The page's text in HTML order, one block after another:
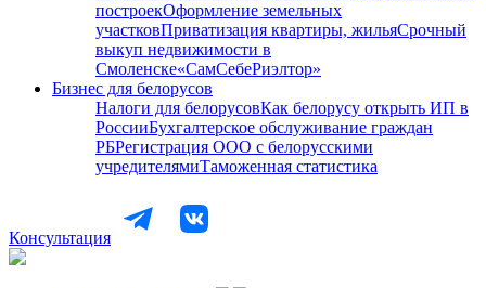
построекОформление земельных
участковПриватизация квартиры, жильяСрочный
выкуп недвижимости в
Cмоленске«СамСебеРиэлтор»
Бизнес для белорусов
Налоги для белорусовКак белорусу открыть ИП в
РоссииБухгалтерское обслуживание граждан
РБРегистрация ООО с белорусскими
учредителямиТаможенная статистика
Консультация